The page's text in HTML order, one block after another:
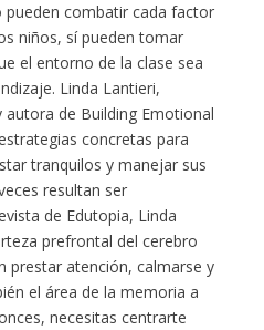
pueden combatir cada factor
niños, sí pueden tomar
el entorno de la clase sea
Linda Lantieri,
de Building Emotional
concretas para
tranquilos y manejar sus
resultan ser
de Edutopia, Linda
prefrontal del cerebro
prestar atención, calmarse y
el área de la memoria a
necesitas centrarte